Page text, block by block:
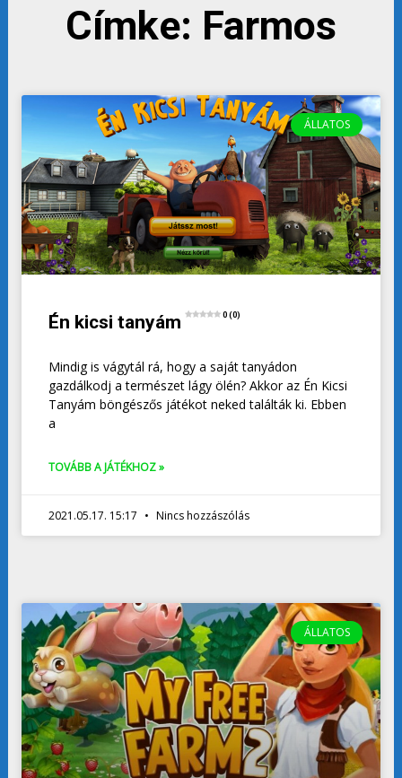
Címke: Farmos
ÁLLATOS
Én kicsi tanyám 0 (0)
Mindig is vágytál rá, hogy a saját tanyádon
gazdálkodj a természet lágy ölén? Akkor az Én Kicsi
Tanyám böngészős játékot neked találták ki. Ebben
a
TOVÁBB A JÁTÉKHOZ »
2021.05.17. 15:17 Nincs hozzászólás
ÁLLATOS